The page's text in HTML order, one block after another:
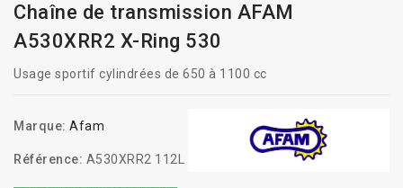
Chaîne de transmission AFAM
A530XRR2 X-Ring 530
Usage sportif cylindrées de 650 à 1100 cc
Marque: Afam
Référence: A530XRR2 112L